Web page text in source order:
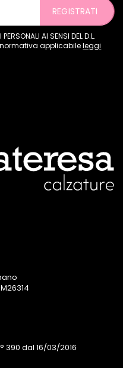
REGISTRATI
AI SENSI DEL D.L.
normativa applicabileleggi
dal 16/03/2016